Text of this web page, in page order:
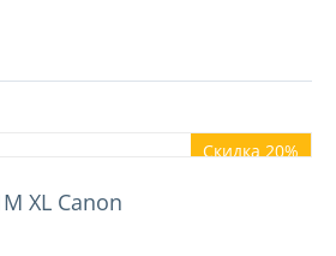
Скидка 20%
XL Canon